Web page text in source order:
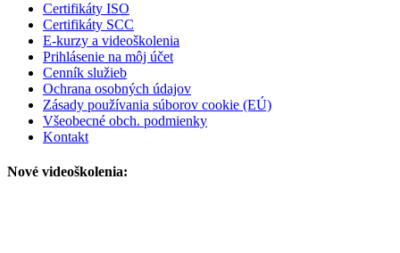
Certifikáty ISO
Certifikáty SCC
E-kurzy a videoškolenia
Prihlásenie na môj účet
Cenník služieb
Ochrana osobných údajov
Zásady používania súborov cookie (EÚ)
Všeobecné obch. podmienky
Kontakt
Nové videoškolenia: